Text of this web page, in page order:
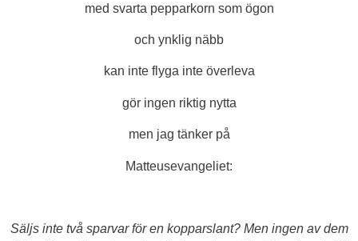
med svarta pepparkorn som ögon
och ynklig näbb
kan inte flyga inte överleva
gör ingen riktig nytta
men jag tänker på
Matteusevangeliet:
Säljs inte två sparvar för en kopparslant? Men ingen av dem